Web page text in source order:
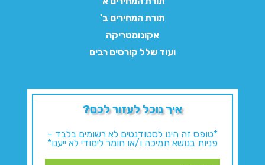
תורת המחירים ב'
אקונומטריקה
ועוד שלל קורסים רבים
איך נוכל לעזור לכם?
*טופס זה הינו לסטודנטים לא רשומים בלבד –
פניות בנושא תמיכה ו/או חומר לימודי לא ייענו*